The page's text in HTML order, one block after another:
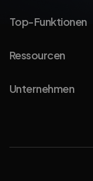
Top-Funktionen
Ressourcen
Unternehmen